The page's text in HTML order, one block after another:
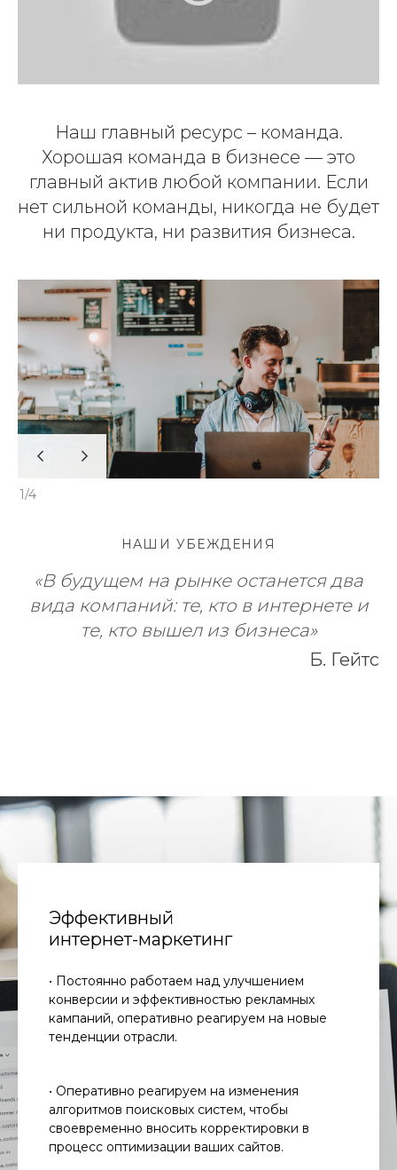
Наш главный ресурс – команда.
Хорошая команда в бизнесе — это
главный актив любой компании. Если
нет сильной команды, никогда не будет
ни продукта, ни развития бизнеса.
1/4
НАШИ УБЕЖДЕНИЯ
«В будущем на рынке останется два
вида компаний: те, кто в интернетe и
те, кто вышел из бизнеса»
Б. Гейтс
Эффективный
интернет-маркетинг
• Постоянно работаем над улучшением
конверсии и эффективностью рекламных
кампаний, оперативно реагируем на новые
тенденции отрасли.
• Оперативно реагируем на изменения
алгоритмов поисковых систем, чтобы
своевременно вносить корректировки в
процесс оптимизации ваших сайтов.